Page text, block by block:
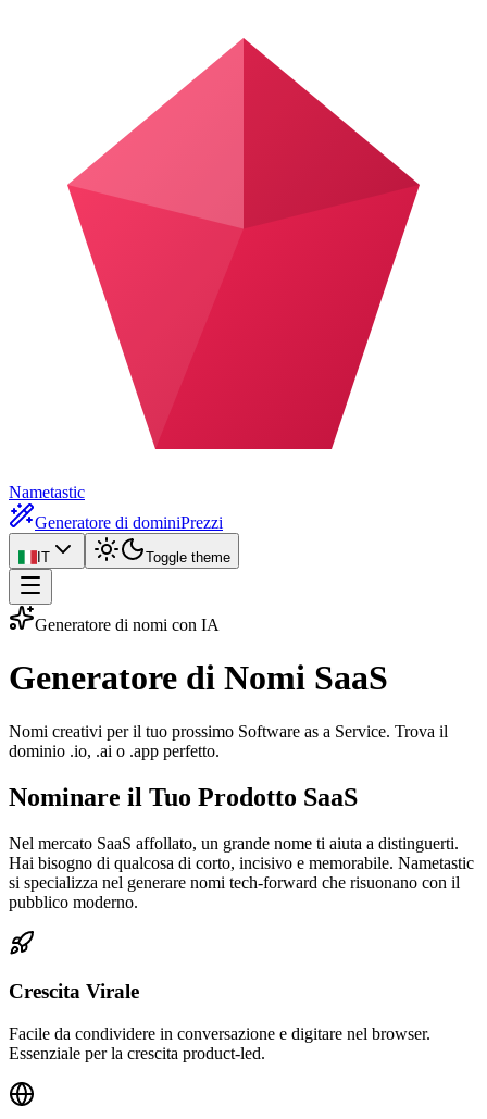
Nametastic
Generatore di dominiPrezzi
IT Toggle theme
Generatore di nomi con IA
Generatore di Nomi SaaS
Nomi creativi per il tuo prossimo Software as a Service. Trova il
dominio .io, .ai o .app perfetto.
Nominare il Tuo Prodotto SaaS
Nel mercato SaaS affollato, un grande nome ti aiuta a distinguerti.
Hai bisogno di qualcosa di corto, incisivo e memorabile. Nametastic
si specializza nel generare nomi tech-forward che risuonano con il
pubblico moderno.
Crescita Virale
Facile da condividere in conversazione e digitare nel browser.
Essenziale per la crescita product-led.